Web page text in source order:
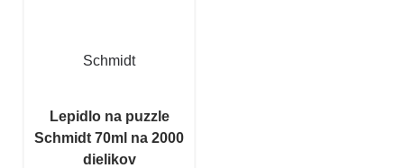
Schmidt
Lepidlo na puzzle
Schmidt 70ml na 2000
dielikov